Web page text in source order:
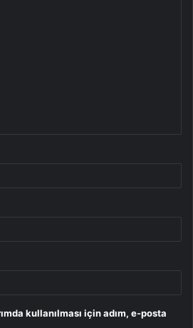
kullanılması için adım, e-posta